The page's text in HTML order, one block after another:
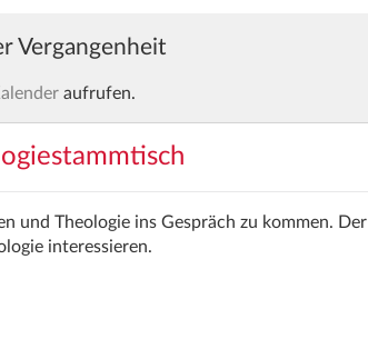
Vergangenheit
aufrufen.
und Theologie ins Gespräch zu kommen. Der
interessieren.